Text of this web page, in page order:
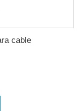
cable